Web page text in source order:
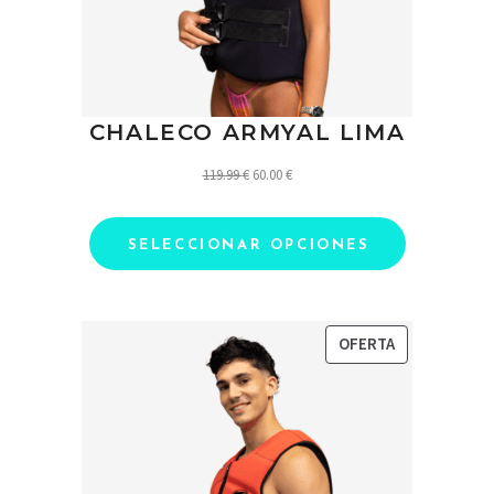
CHALECO ARMYAL LIMA
119.99€ El
60.00€El
SELECCIONAR OPCIONES
OFERTAPRODUCTO